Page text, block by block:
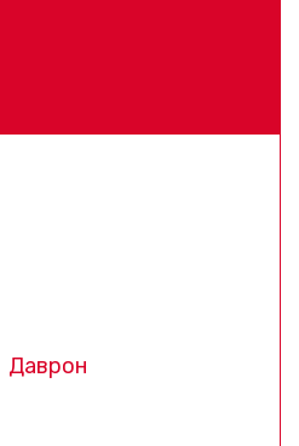
Даврон